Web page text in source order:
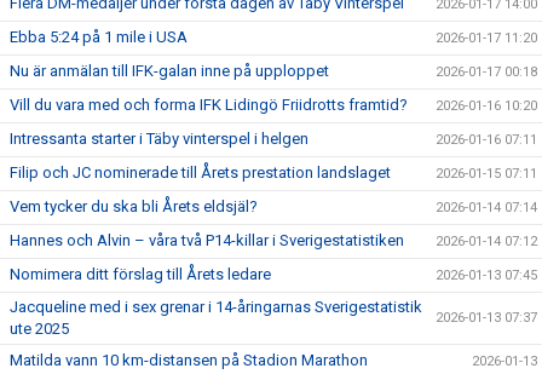
2026-01-17 14:00
Ebba 5:24 på 1 mile i USA 2026-01-17 11:20
Nu är anmälan till IFK-galan inne på upploppet 2026-01-17 00:18
Vill du vara med och forma IFK Lidingö Friidrotts framtid? 2026-01-16 10:20
Intressanta starter i Täby vinterspel i helgen 2026-01-16 07:11
Filip och JC nominerade till Årets prestation landslaget 2026-01-15 07:11
Vem tycker du ska bli Årets eldsjäl? 2026-01-14 07:14
Hannes och Alvin – våra två P14-killar i Sverigestatistiken 2026-01-14 07:12
Nomimera ditt förslag till Årets ledare 2026-01-13 07:45
Jacqueline med i sex grenar i 14-åringarnas Sverigestatistik
ute 2025
2026-01-13 07:37
Matilda vann 10 km-distansen på Stadion Marathon 2026-01-13